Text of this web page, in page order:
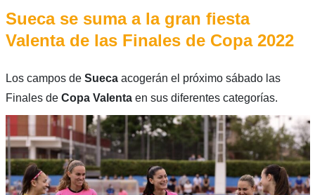
Sueca se suma a la gran fiesta
Valenta de las Finales de Copa 2022
Los campos de Sueca acogerán el próximo sábado las
Finales de Copa Valentaen sus diferentes categorías.